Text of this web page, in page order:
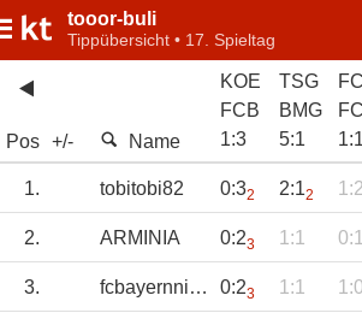
tooor-buli
Tippübersicht • 17. Spieltag
Pos +/- Name
KOE
FCB
1:3
TSG
BMG
5:1
1:1
1. tobitobi82 0:32 2:12 1:2
2. ARMINIA 0:23 1:1 0:1
3. fcbayernnico 0:23 1:1 1:0